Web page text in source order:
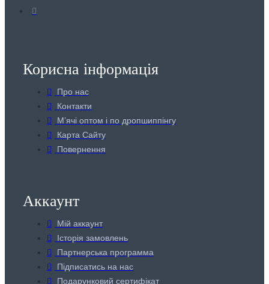
Корисна інформація
Про нас
Контакти
Мʼячі оптом і по дропшиппінгу
Карта Сайту
Повернення
Аккаунт
Мій аккаунт
Історія замовлень
Партнерська программа
Підписатись на нас
Подарунковий сертифікат